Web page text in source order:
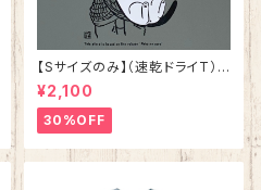
【Sサイズのみ】（速乾ドライT）
猫の皿 グレー 落語 シリ
ーズ第二弾
¥2,100
30%OFF